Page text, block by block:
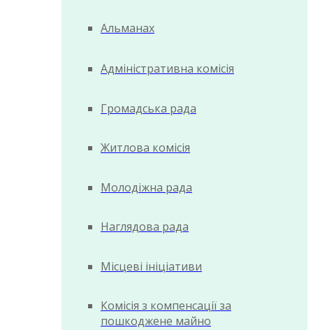
Альманах
Адміністративна комісія
Громадська рада
Житлова комісія
Молодіжна рада
Наглядова рада
Місцеві ініціативи
Комісія з компенсації за
пошкоджене майно